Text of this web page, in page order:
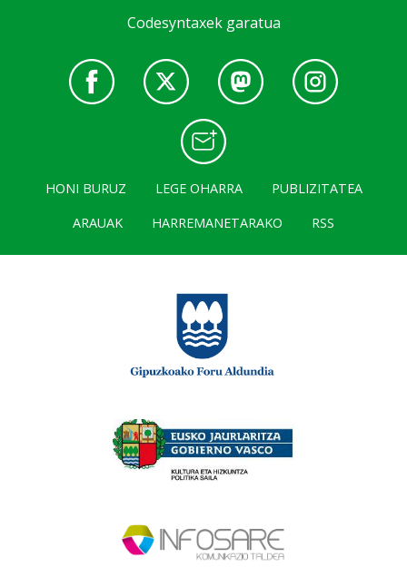
Codesyntaxek garatua
HONI BURUZ LEGE OHARRA
PUBLIZITATEA
ARAUAK
HARREMANETARAKO RSS